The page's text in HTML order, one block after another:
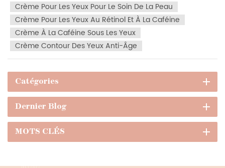
Crème Pour Les Yeux Pour Le Soin De La Peau
Crème Pour Les Yeux Au Rétinol Et À La Caféine
Crème À La Caféine Sous Les Yeux
Crème Contour Des Yeux Anti-Âge
Catégories
Dernier Blog
MOTS CLÉS